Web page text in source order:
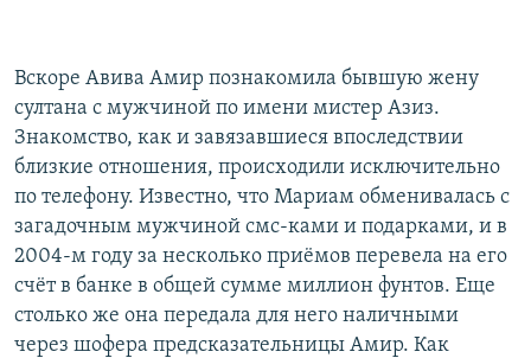
Вскоре Авива Амир познакомила бывшую жену
султана с мужчиной по имени мистер Азиз.
Знакомство, как и завязавшиеся впоследствии
близкие отношения, происходили исключительно
по телефону. Известно, что Мариам обменивалась с
загадочным мужчиной смс-ками и подарками, и в
2004-м году за несколько приёмов перевела на его
счёт в банке в общей сумме миллион фунтов. Еще
столько же она передала для него наличными
через шофера предсказательницы Амир. Как